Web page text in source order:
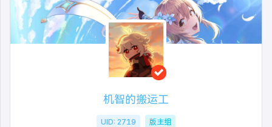
机智的搬运工
UID: 2719 版主组